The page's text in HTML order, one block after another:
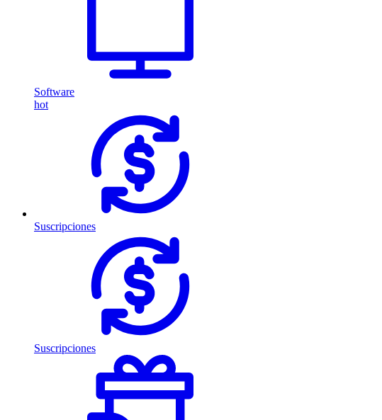
Software
hot
Suscripciones
Suscripciones